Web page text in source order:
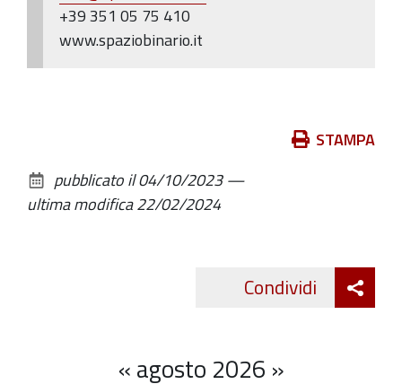
+39 351 05 75 410
www.spaziobinario.it
documento
STAMPA
pubblicato il04/10/2023—
ultima modifica22/02/2024
Condividi
«agosto 2026 »